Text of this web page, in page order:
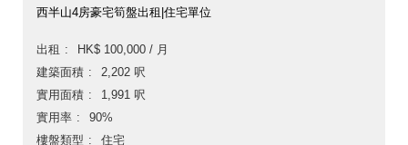
西半山4房豪宅筍盤出租|住宅單位
出租
HK$ 100,000 / 月
建築面積
2,202 呎
實用面積
1,991 呎
實用率
90%
樓盤類型
住宅